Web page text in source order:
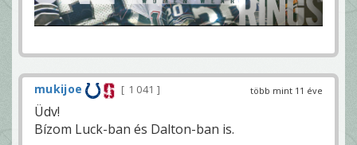
több mint 11 éve
mukijoe 1 041
Üdv!
Bízom Luck-ban és Dalton-ban is.